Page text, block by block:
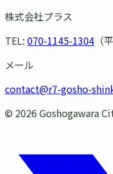
株式会社プラス
TEL: 070-1145-1304 （
メール
contact@r7-gosho-
© 2026 Goshogawara